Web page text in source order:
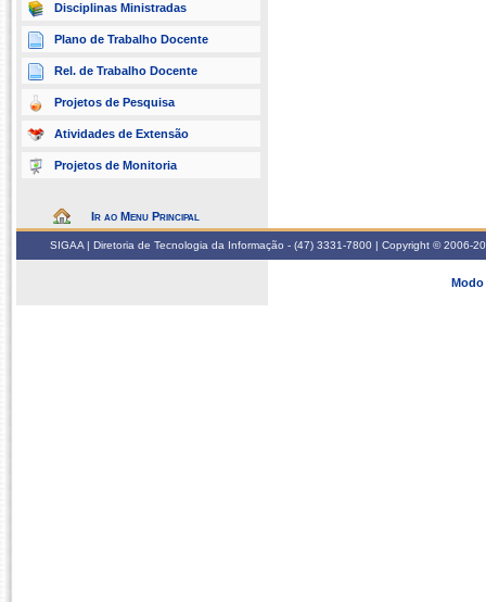
Disciplinas Ministradas
Plano de Trabalho Docente
Rel. de Trabalho Docente
Projetos de Pesquisa
Atividades de Extensão
Projetos de Monitoria
Ir ao Menu Principal
SIGAA | Diretoria de Tecnologia da Informação - (47) 3331-7800 | Copyright © 2006-
Modo